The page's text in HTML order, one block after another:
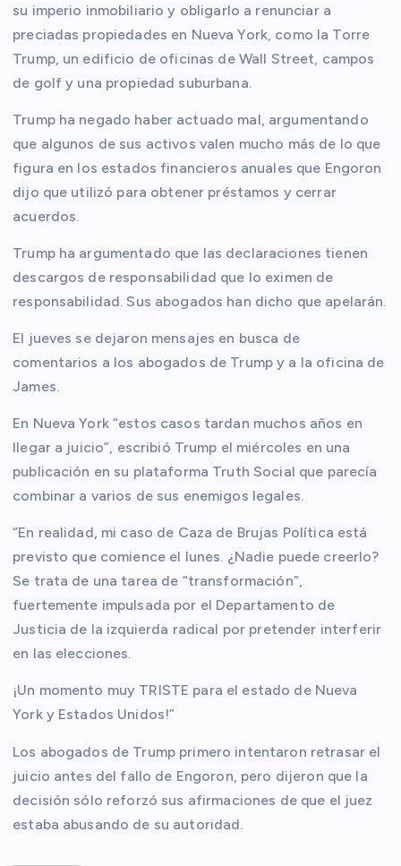
su imperio inmobiliario y obligarlo a renunciar a
preciadas propiedades en Nueva York, como la Torre
Trump, un edificio de oficinas de Wall Street, campos
de golf y una propiedad suburbana.
Trump ha negado haber actuado mal, argumentando
que algunos de sus activos valen mucho más de lo que
figura en los estados financieros anuales que Engoron
dijo que utilizó para obtener préstamos y cerrar
acuerdos.
Trump ha argumentado que las declaraciones tienen
descargos de responsabilidad que lo eximen de
responsabilidad. Sus abogados han dicho que apelarán.
El jueves se dejaron mensajes en busca de
comentarios a los abogados de Trump y a la oficina de
James.
En Nueva York “estos casos tardan muchos años en
llegar a juicio”, escribió Trump el miércoles en una
publicación en su plataforma Truth Social que parecía
combinar a varios de sus enemigos legales.
“En realidad, mi caso de Caza de Brujas Política está
previsto que comience el lunes. ¿Nadie puede creerlo?
Se trata de una tarea de “transformación”,
fuertemente impulsada por el Departamento de
Justicia de la izquierda radical por pretender interferir
en las elecciones.
¡Un momento muy TRISTE para el estado de Nueva
York y Estados Unidos!”
Los abogados de Trump primero intentaron retrasar el
juicio antes del fallo de Engoron, pero dijeron que la
decisión sólo reforzó sus afirmaciones de que el juez
estaba abusando de su autoridad.